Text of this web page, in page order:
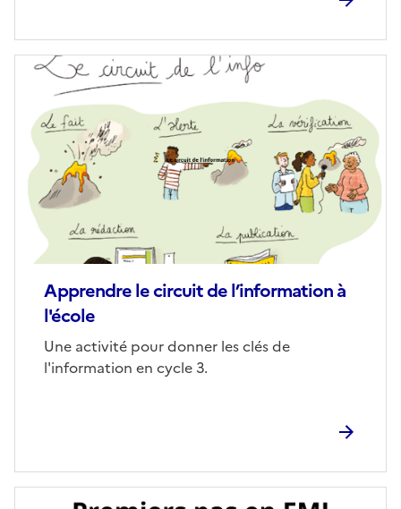
Apprendre le circuit de l’information à
l'école
Corps
Une activité pour donner les clés de
l'information en cycle 3.
Image
couverture
(conseillée)